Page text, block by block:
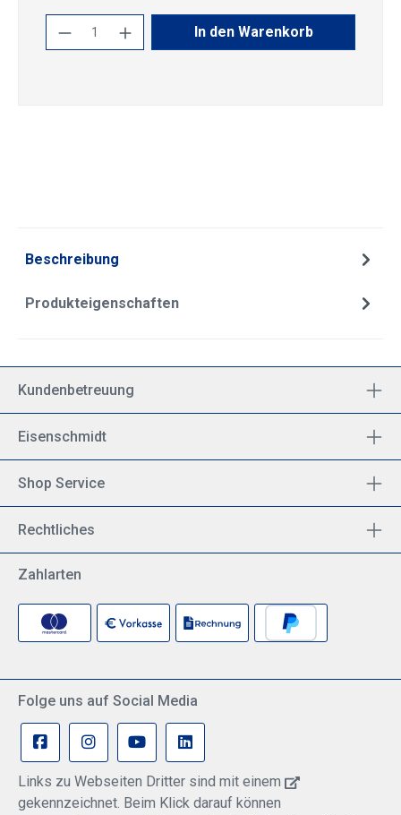
Produkt Anzahl: Gib den gewünschten
In den Warenkorb
Beschreibung
Produkteigenschaften
Kundenbetreuung
Eisenschmidt
Shop Service
Rechtliches
Zahlarten
Folge uns auf Social Media
Links zu Webseiten Dritter sind mit einem
gekennzeichnet. Beim Klick darauf können